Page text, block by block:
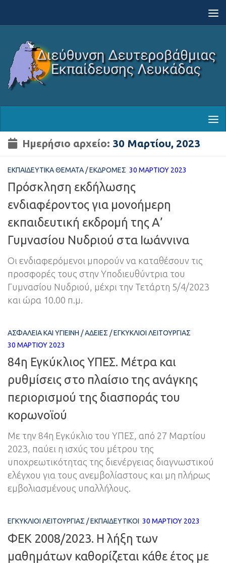
Ημερήσιο αρχείο: 30 Μαρτίου, 2023
ΕΚΠΑΙΔΕΥΤΙΚΆ ΘΈΜΑΤΑ /ΕΚΔΡΟΜΈΣ 30 ΜΑΡΤΊΟΥ 2023
Πρόσκληση εκδήλωσης
ενδιαφέροντος για μονοήμερη
εκπαιδευτική εκδρομή της Α’
Γυμνασίου Νυδριού στα Ιωάννινα
Οι ενδιαφερόμενοι μπορούν να καταθέσουν τις
προσφορές τους στην Υποδιευθύντρια του
Γυμνασίου Νυδριού, μέχρι την Τετάρτη 5/4/2023
και ώρα 10.00 π.μ.
ΑΣΦΆΛΕΙΑ ΚΑΙ ΥΓΙΕΙΝΉ /ΆΔΕΙΕΣ /ΕΓΚΎΚΛΙΟΙ ΛΕΙΤΟΥΡΓΊΑΣ
30 ΜΑΡΤΊΟΥ 2023
84η Εγκύκλιος ΥΠΕΣ. Μέτρα και
ρυθμίσεις στο πλαίσιο της ανάγκης
περιορισμού της διασποράς του
κορωνοϊού
Με την 84η Εγκύκλιο του ΥΠΕΣ, από 27 Μαρτίου
2023, παύει η ισχύς του μέτρου της
υποχρεωτικότητας της διενέργειας διαγνωστικού
ελέγχου για τους ανεμβολίαστους και μη πλήρως
εμβολιασμένους υπαλλήλους.
ΕΓΚΎΚΛΙΟΙ ΛΕΙΤΟΥΡΓΊΑΣ /ΕΚΠΑΙΔΕΥΤΙΚΟΊ 30 ΜΑΡΤΊΟΥ 2023
ΦΕΚ 2008/2023. Η λήξη των
μαθημάτων καθορίζεται κάθε έτος με